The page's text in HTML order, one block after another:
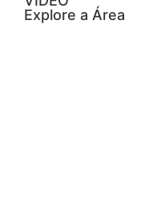
Explore a Área